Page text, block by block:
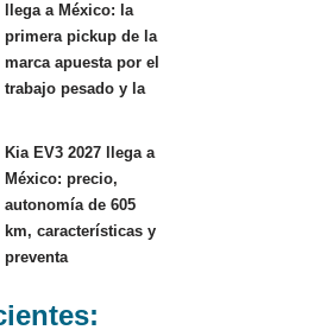
llega a México: la
primera pickup de la
marca apuesta por el
trabajo pesado y la
Kia EV3 2027 llega a
México: precio,
autonomía de 605
km, características y
preventa